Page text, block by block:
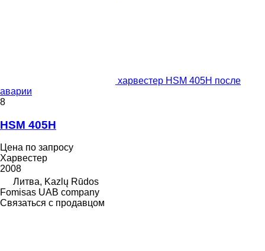
харвестер HSM 405H после
аварии
8
HSM 405H
Цена по запросу
Харвестер
2008
Литва, Kazlų Rūdos
Fomisas UAB company
Связаться с продавцом